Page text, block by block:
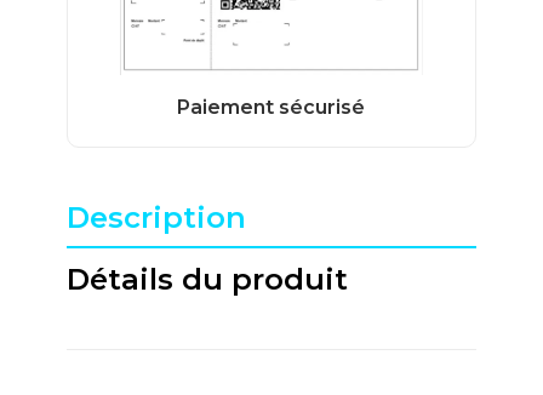
Description
Détails du produit